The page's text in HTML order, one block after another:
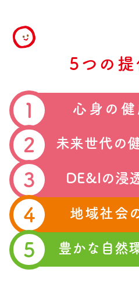
ゴルフ
稲見 萌寧
コーポレート スポ
女子卓球部（日本生
競技団体
オリンピック・
日本オリンピック
日本パラリンピッ
バスケットボール
日本バスケットボー
日本車いすバスケッ
（JWBF）
B.LEAGUE
野球
トピックス
にっせーのせ！
コーポレートサイ
5つの提
1 心身の
2 未来世代の
3 DE&Iの浸
4 地域社会
5 豊かな自然